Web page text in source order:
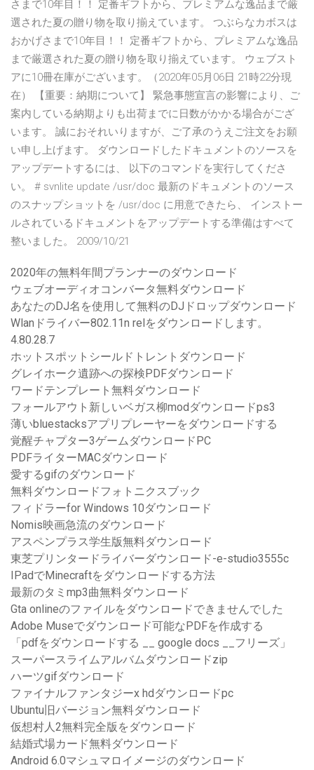
さまで10年目！！ 定番ギフトから、プレミアムな逸品まで厳
選された夏の贈り物を取り揃えています。 つぶらなカボスは
おかげさまで10年目！！ 定番ギフトから、プレミアムな逸品
まで厳選された夏の贈り物を取り揃えています。 ウェブスト
アに10冊在庫がございます。（2020年05月06日 21時22分現
在） 【重要：納期について】 緊急事態宣言の影響により、ご
案内している納期よりも出荷までに日数がかかる場合がござ
います。 誠におそれいりますが、ご了承のうえご注文をお願
い申し上げます。 ダウンロードしたドキュメントのソースを
アップデートするには、 以下のコマンドを実行してくださ
い。 # svnlite update /usr/doc 最新のドキュメントのソース
のスナップショットを /usr/doc に用意できたら、 インストー
ルされているドキュメントをアップデートする準備はすべて
整いました。 2009/10/21
2020年の無料年間プランナーのダウンロード
ウェブオーディオコンバータ無料ダウンロード
あなたのDJ名を使用して無料のDJドロップダウンロード
Wlanドライバー802.11n relをダウンロードします。
4.80.28.7
ホットスポットシールドトレントダウンロード
グレイホーク遺跡への探検PDFダウンロード
ワードテンプレート無料ダウンロード
フォールアウト新しいベガス柳modダウンロードps3
薄いbluestacksアプリプレーヤーをダウンロードする
覚醒チャプター3ゲームダウンロードPC
PDFライターMACダウンロード
愛するgifのダウンロード
無料ダウンロードフォトニクスブック
フィドラーfor Windows 10ダウンロード
Nomis映画急流のダウンロード
アスペンプラス学生版無料ダウンロード
東芝プリンタードライバーダウンロード-e-studio3555c
IPadでMinecraftをダウンロードする方法
最新のタミmp3曲無料ダウンロード
Gta onlineのファイルをダウンロードできませんでした
Adobe Museでダウンロード可能なPDFを作成する
「pdfをダウンロードする __ google docs __フリーズ」
スーパースライムアルバムダウンロードzip
ハーツgifダウンロード
ファイナルファンタジーx hdダウンロードpc
Ubuntu旧バージョン無料ダウンロード
仮想村人2無料完全版をダウンロード
結婚式場カード無料ダウンロード
Android 6.0マシュマロイメージのダウンロード